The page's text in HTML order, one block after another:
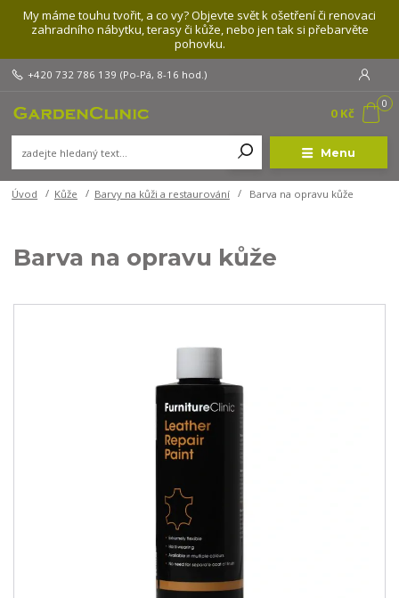
My máme touhu tvořit, a co vy? Objevte svět k ošetření či renovaci
zahradního nábytku, terasy či kůže, nebo jen tak si přebarvěte
pohovku.
Menu
+420 732 786 139 (Po-Pá, 8-16 hod.)
0
0 Kč
Úvod Kůže Barvy na kůži a restaurování Barva na opravu kůže
Barva na opravu kůže